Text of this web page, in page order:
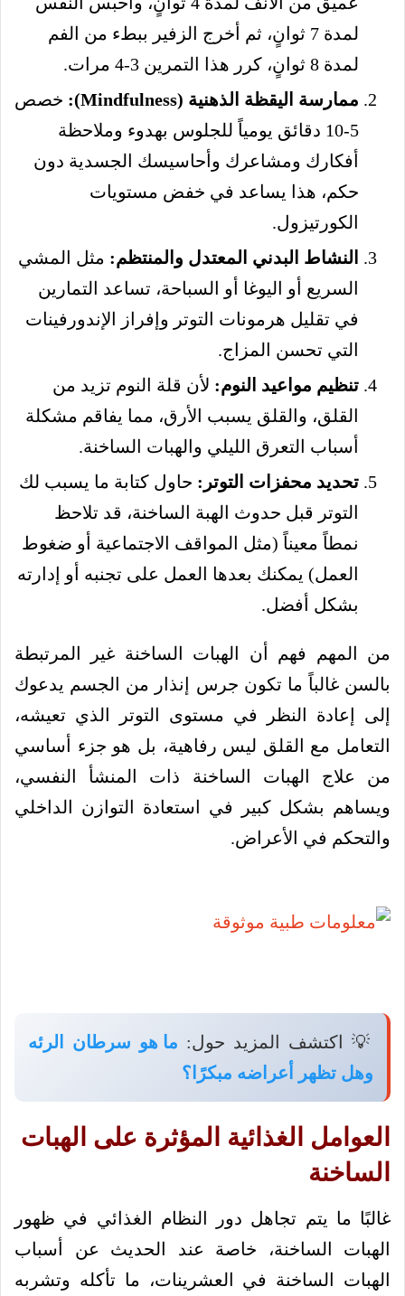
لمدة 7 ثوانٍ، ثم أخرج الزفير ببطء من الفم
لمدة 8 ثوانٍ، كرر هذا التمرين 3-4 مرات.
ممارسة اليقظة الذهنية (Mindfulness):
خصص
5-10 دقائق يومياً للجلوس بهدوء وملاحظة
أفكارك ومشاعرك وأحاسيسك الجسدية دون
حكم، هذا يساعد في خفض مستويات
الكورتيزول.
النشاط البدني المعتدل والمنتظم: مثل المشي
السريع أو اليوغا أو السباحة، تساعد التمارين
في تقليل هرمونات التوتر وإفراز الإندورفينات
التي تحسن المزاج.
تنظيم مواعيد النوم: لأن قلة النوم تزيد من
القلق، والقلق يسبب الأرق، مما يفاقم مشكلة
أسباب التعرق الليلي والهبات الساخنة.
تحديد محفزات التوتر: حاول كتابة ما يسبب لك
التوتر قبل حدوث الهبة الساخنة، قد تلاحظ
نمطاً معيناً (مثل المواقف الاجتماعية أو ضغوط
العمل) يمكنك بعدها العمل على تجنبه أو إدارته
بشكل أفضل.
من المهم فهم أن الهبات الساخنة غير المرتبطة
بالسن غالباً ما تكون جرس إنذار من الجسم يدعوك
إلى إعادة النظر في مستوى التوتر الذي تعيشه،
التعامل مع القلق ليس رفاهية، بل هو جزء أساسي
من علاج الهبات الساخنة ذات المنشأ النفسي،
ويساهم بشكل كبير في استعادة التوازن الداخلي
والتحكم في الأعراض.
💡 اكتشف المزيد حول: ما هو سرطان الرئه
وهل تظهر أعراضه مبكرًا؟
العوامل الغذائية المؤثرة على الهبات
الساخنة
غالبًا ما يتم تجاهل دور النظام الغذائي في ظهور
الهبات الساخنة، خاصة عند الحديث عن أسباب
الهبات الساخنة في العشرينات، ما تأكله وتشربه